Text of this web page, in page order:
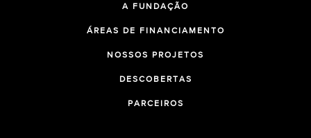
A FUNDAÇÃO
ÁREAS DE FINANCIAMENTO
NOSSOS PROJETOS
DESCOBERTAS
PARCEIROS